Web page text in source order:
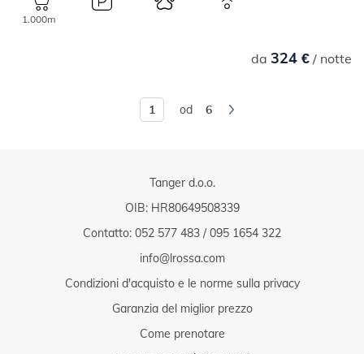
1.000m
da 324 €/ notte
od 6
Tanger d.o.o.
OIB: HR80649508339
Contatto: 052 577 483 /095 1654 322
info@lrossa.com
Condizioni d'acquisto e le norme sulla privacy
Garanzia del miglior prezzo
Come prenotare